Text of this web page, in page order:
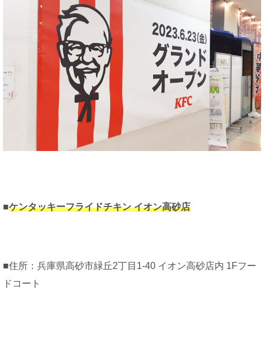
■ケンタッキーフライドチキン イオン高砂店
■住所：兵庫県高砂市緑丘2丁目1-40 イオン高砂店内 1Fフー
ドコート